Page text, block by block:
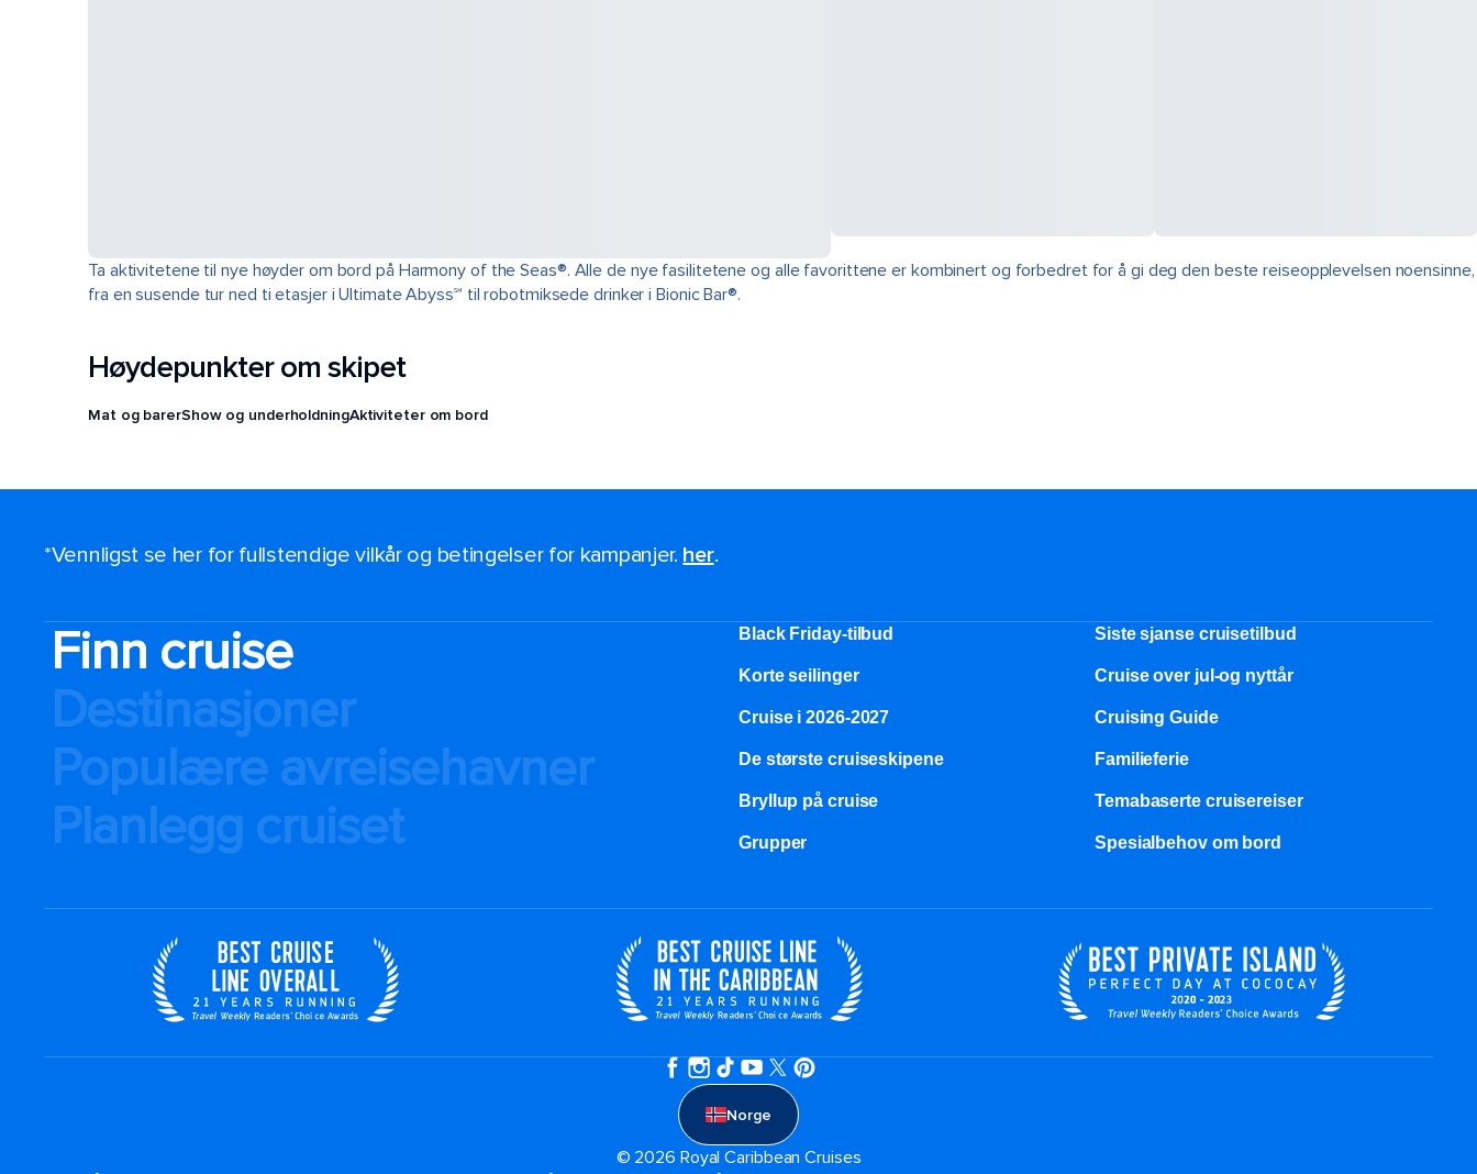
Ta aktivitetene til nye høyder om bord på Harmony of the Seas®. Alle de nye fasilitetene og alle favorittene er kombinert og forbedret for å gi deg den beste reiseopplevelsen noensinne,
fra en susende tur ned ti etasjer i Ultimate Abyss℠ til robotmiksede drinker i Bionic Bar®.
Høydepunkter om skipet
Mat og barerShow og underholdningAktiviteter om bord
*Vennligst se her for fullstendige vilkår og betingelser for kampanjer. her.
Finn cruise
Destinasjoner
Populære avreisehavner
Planlegg cruiset
Black Friday-tilbud Siste sjanse cruisetilbud
Korte seilinger Cruise over jul-og nyttår
Cruise i 2026-2027 Cruising Guide
De største cruiseskipene Familieferie
Bryllup på cruise Temabaserte cruisereiser
Grupper Spesialbehov om bord
Norge
© 2026 Royal Caribbean Cruises